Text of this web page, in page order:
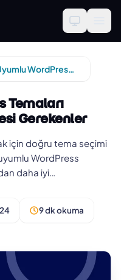
SEO Uyumlu WordPress Temaları Seçerken Dikkat Edilmesi Gerekenler
Temaları
Gerekenler
için doğru tema seçimi
WordPress
daha iyi
9 dk okuma